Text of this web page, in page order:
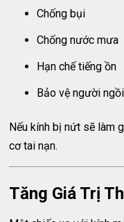
Chống bụi
Chống nước mưa
Hạn chế tiếng ồn
Bảo vệ người
Nếu kính bị nứt sẽ làm
cơ tai nạn.
Tăng Giá Trị